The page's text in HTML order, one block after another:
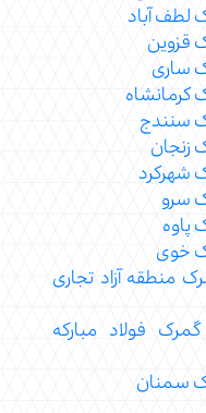
لطف آباد
قزوین
ساری
کرمانشاه
سنندج
زنجان
شهرکرد
سرو
پاوه
خوی
منطقه آزاد تجاری
گمرک فولاد مبارکه
سمنان